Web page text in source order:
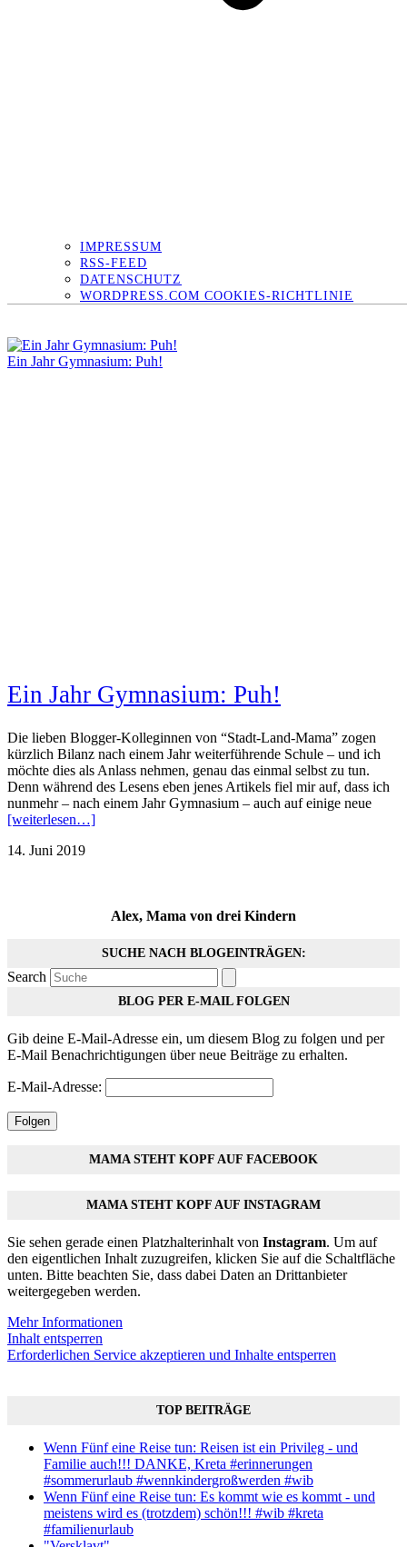
IMPRESSUM
RSS-FEED
DATENSCHUTZ
WORDPRESS.COM COOKIES-RICHTLINIE
Ein Jahr Gymnasium: Puh!
Ein Jahr Gymnasium: Puh!
Die lieben Blogger-Kolleginnen von “Stadt-Land-Mama” zogen
kürzlich Bilanz nach einem Jahr weiterführende Schule – und ich
möchte dies als Anlass nehmen, genau das einmal selbst zu tun.
Denn während des Lesens eben jenes Artikels fiel mir auf, dass ich
nunmehr – nach einem Jahr Gymnasium – auch auf einige neue
[weiterlesen…]
14. Juni 2019
Alex, Mama von drei Kindern
SUCHE NACH BLOGEINTRÄGEN:
Search
BLOG PER E-MAIL FOLGEN
Gib deine E-Mail-Adresse ein, um diesem Blog zu folgen und per
E-Mail Benachrichtigungen über neue Beiträge zu erhalten.
E-Mail-Adresse:
Folgen
MAMA STEHT KOPF AUF FACEBOOK
MAMA STEHT KOPF AUF INSTAGRAM
Sie sehen gerade einen Platzhalterinhalt von Instagram. Um auf
den eigentlichen Inhalt zuzugreifen, klicken Sie auf die Schaltfläche
unten. Bitte beachten Sie, dass dabei Daten an Drittanbieter
weitergegeben werden.
Mehr Informationen
Inhalt entsperren
Erforderlichen Service akzeptieren und Inhalte entsperren
TOP BEITRÄGE
Wenn Fünf eine Reise tun: Reisen ist ein Privileg - und
Familie auch!!! DANKE, Kreta #erinnerungen
#sommerurlaub #wennkindergroßwerden #wib
Wenn Fünf eine Reise tun: Es kommt wie es kommt - und
meistens wird es (trotzdem) schön!!! #wib #kreta
#familienurlaub